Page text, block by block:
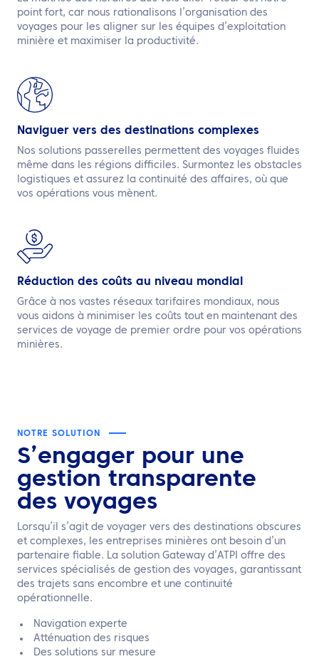
point fort, car nous rationalisons l’organisation des
voyages pour les aligner sur les équipes d’exploitation
minière et maximiser la productivité.
Naviguer vers des destinations complexes
Nos solutions passerelles permettent des voyages fluides
même dans les régions difficiles. Surmontez les obstacles
logistiques et assurez la continuité des affaires, où que
vos opérations vous mènent.
Réduction des coûts au niveau mondial
Grâce à nos vastes réseaux tarifaires mondiaux, nous
vous aidons à minimiser les coûts tout en maintenant des
services de voyage de premier ordre pour vos opérations
minières.
NOTRE SOLUTION
S’engager pour une
gestion transparente
des voyages
Lorsqu’il s’agit de voyager vers des destinations obscures
et complexes, les entreprises minières ont besoin d’un
partenaire fiable. La solution Gateway d’ATPI offre des
services spécialisés de gestion des voyages, garantissant
des trajets sans encombre et une continuité
opérationnelle.
Navigation experte
Atténuation des risques
Des solutions sur mesure